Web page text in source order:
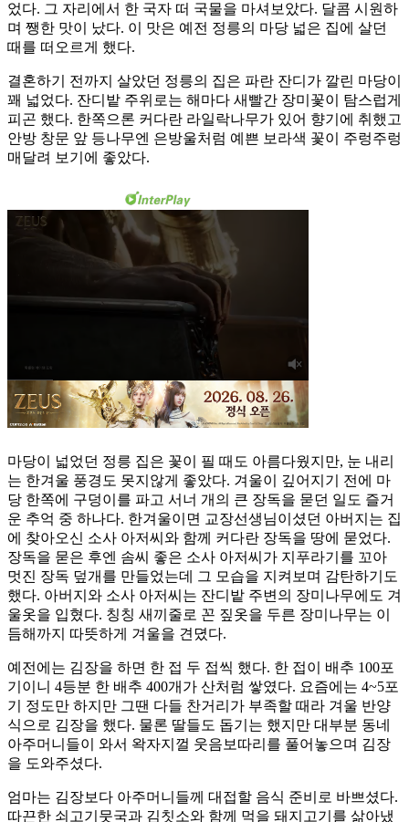
었다. 그 자리에서 한 국자 떠 국물을 마셔보았다. 달콤 시원하
며 쨍한 맛이 났다. 이 맛은 예전 정릉의 마당 넓은 집에 살던
때를 떠오르게 했다.
결혼하기 전까지 살았던 정릉의 집은 파란 잔디가 깔린 마당이
꽤 넓었다. 잔디밭 주위로는 해마다 새빨간 장미꽃이 탐스럽게
피곤 했다. 한쪽으론 커다란 라일락나무가 있어 향기에 취했고
안방 창문 앞 등나무엔 은방울처럼 예쁜 보라색 꽃이 주렁주렁
매달려 보기에 좋았다.
마당이 넓었던 정릉 집은 꽃이 필 때도 아름다웠지만, 눈 내리
는 한겨울 풍경도 못지않게 좋았다. 겨울이 깊어지기 전에 마
당 한쪽에 구덩이를 파고 서너 개의 큰 장독을 묻던 일도 즐거
운 추억 중 하나다. 한겨울이면 교장선생님이셨던 아버지는 집
에 찾아오신 소사 아저씨와 함께 커다란 장독을 땅에 묻었다.
장독을 묻은 후엔 솜씨 좋은 소사 아저씨가 지푸라기를 꼬아
멋진 장독 덮개를 만들었는데 그 모습을 지켜보며 감탄하기도
했다. 아버지와 소사 아저씨는 잔디밭 주변의 장미나무에도 겨
울옷을 입혔다. 칭칭 새끼줄로 꼰 짚옷을 두른 장미나무는 이
듬해까지 따뜻하게 겨울을 견뎠다.
예전에는 김장을 하면 한 접 두 접씩 했다. 한 접이 배추 100포
기이니 4등분 한 배추 400개가 산처럼 쌓였다. 요즘에는 4~5포
기 정도만 하지만 그땐 다들 찬거리가 부족할 때라 겨울 반양
식으로 김장을 했다. 물론 딸들도 돕기는 했지만 대부분 동네
아주머니들이 와서 왁자지껄 웃음보따리를 풀어놓으며 김장
을 도와주셨다.
엄마는 김장보다 아주머니들께 대접할 음식 준비로 바쁘셨다.
따끈한 쇠고기뭇국과 김칫소와 함께 먹을 돼지고기를 삶아냈